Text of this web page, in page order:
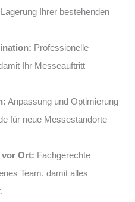
Ihrer bestehenden
Professionelle
Ihr Messeauftritt
Anpassung und Optimierung
für neue Messestandorte
vor Ort: Fachgerechte
Team, damit alles